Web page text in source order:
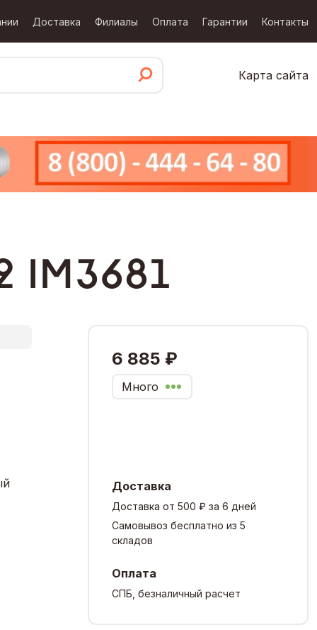
Доставка Филиалы Оплата Гарантии Контакты
Карта сайта
IM3681
6 885 ₽
Много
Доставка
Доставка от 500 ₽ за 6 дней
Самовывоз бесплатно из 5
складов
Оплата
СПБ, безналичный расчет